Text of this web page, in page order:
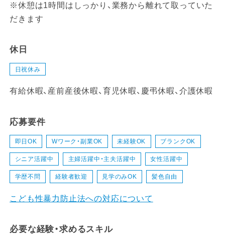
※休憩は1時間はしっかり、業務から離れて取っていた
だきます
休日
日祝休み
有給休暇、産前産後休暇、育児休暇、慶弔休暇、介護休暇
応募要件
即日OK Wワーク・副業OK 未経験OK ブランクOK
シニア活躍中 主婦活躍中・主夫活躍中 女性活躍中
学歴不問 経験者歓迎 見学のみOK 髪色自由
こども性暴力防止法への対応について
必要な経験・求めるスキル